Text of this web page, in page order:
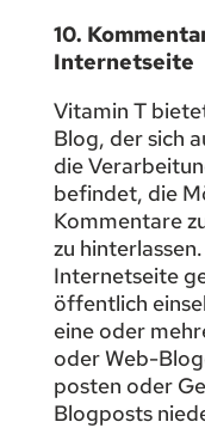
10.
Internetseite
Vitamin T
Blog, der sich
die
befindet, die
Kommentare
zu
Internetseite
öffentlich
eine oder
oder Web-
posten oder
Blogposts